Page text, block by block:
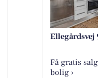
Ellegårdsvej
Få gratis
bolig ›